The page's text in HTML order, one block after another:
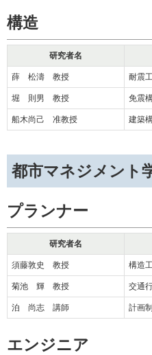
構造
研究者名
薛 松濤 教授 耐震
堀 則男 教授 免震
船木尚己 准教授 建築
都市マネジメント
プランナー
研究者名
須藤敦史 教授 構造
菊池 輝 教授 交通
泊 尚志 講師 計画
エンジニア